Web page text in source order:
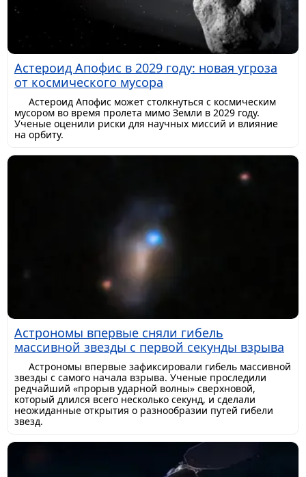
Астероид Апофис в 2029 году: новая угроза
от космического мусора
Астероид Апофис может столкнуться с космическим
мусором во время пролета мимо Земли в 2029 году.
Ученые оценили риски для научных миссий и влияние
на орбиту.
Астрономы впервые сняли гибель
массивной звезды с первой секунды взрыва
Астрономы впервые зафиксировали гибель массивной
звезды с самого начала взрыва. Ученые проследили
редчайший «прорыв ударной волны» сверхновой,
который длился всего несколько секунд, и сделали
неожиданные открытия о разнообразии путей гибели
звезд.